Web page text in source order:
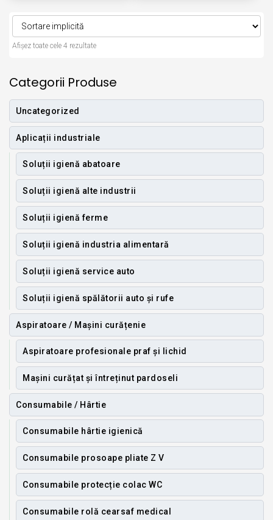
Afișez toate cele 4 rezultate
Categorii Produse
Uncategorized
Aplicații industriale
Soluții igienă abatoare
Soluții igienă alte industrii
Soluții igienă ferme
Soluții igienă industria alimentară
Soluții igienă service auto
Soluții igienă spălătorii auto și rufe
Aspiratoare / Mașini curățenie
Aspiratoare profesionale praf și lichid
Mașini curățat și întreținut pardoseli
Consumabile / Hârtie
Consumabile hârtie igienică
Consumabile prosoape pliate Z V
Consumabile protecție colac WC
Consumabile rolă cearsaf medical